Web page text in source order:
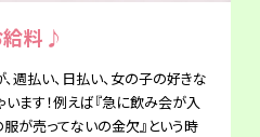
給料♪
週払い、日払い、女の子の好きな
ます！例えば『急に飲み会が入
服が売ってないの金欠』という時